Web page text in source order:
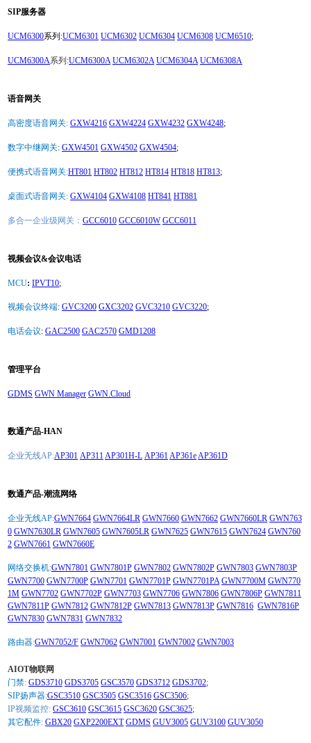
SIP服务器
UCM6300系列:UCM6301 UCM6302 UCM6304 UCM6308 UCM6510;
UCM6300A系列:UCM6300A UCM6302A UCM6304A UCM6308A
语音网关
高密度语音网关: GXW4216 GXW4224 GXW4232 GXW4248;
数字中继网关: GXW4501 GXW4502 GXW4504;
便携式语音网关:HT801 HT802 HT812 HT814 HT818 HT813;
桌面式语音网关: GXW4104 GXW4108 HT841 HT881
多合一企业级网关： GCC6010 GCC6010W GCC6011
视频会议&会议电话
MCU: IPVT10;
视频会议终端: GVC3200 GXC3202 GVC3210 GVC3220;
电话会议: GAC2500 GAC2570 GMD1208
管理平台
GDMS GWN Manager GWN.Cloud
数通产品-HAN
企业无线AP:AP301 AP311AP301H-L AP361AP361eAP361D
数通产品-潮流网络
企业无线AP:GWN7664 GWN7664LR GWN7660 GWN7662 GWN7660LR GWN763
0 GWN7630LR GWN7605 GWN7605LR GWN7625 GWN7615 GWN7624 GWN760
2 GWN7661 GWN7660E
网络交换机:GWN7801 GWN7801P GWN7802 GWN7802P GWN7803 GWN7803P
GWN7700 GWN7700P GWN7701 GWN7701P GWN7701PA GWN7700M GWN770
1M GWN7702 GWN7702P GWN7703 GWN7706 GWN7806 GWN7806P GWN7811
GWN7811P GWN7812 GWN7812P GWN7813 GWN7813P GWN7816 GWN7816P
GWN7830 GWN7831 GWN7832
路由器:GWN7052/F GWN7062 GWN7001 GWN7002 GWN7003
AIOT物联网
门禁: GDS3710 GDS3705 GSC3570 GDS3712 GDS3702;
SIP扬声器:GSC3510 GSC3505 GSC3516 GSC3506;
IP视频监控: GSC3610 GSC3615 GSC3620 GSC3625;
其它配件: GBX20 GXP2200EXT GDMS GUV3005 GUV3100 GUV3050